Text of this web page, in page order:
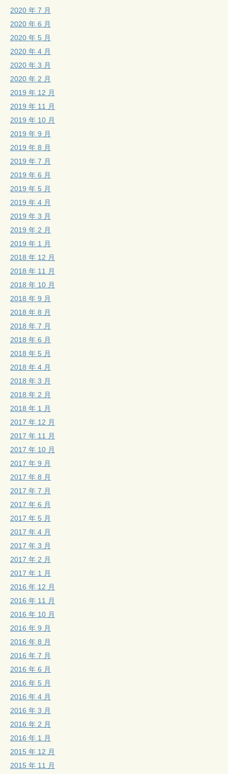
2020 年 7 月
2020 年 6 月
2020 年 5 月
2020 年 4 月
2020 年 3 月
2020 年 2 月
2019 年 12 月
2019 年 11 月
2019 年 10 月
2019 年 9 月
2019 年 8 月
2019 年 7 月
2019 年 6 月
2019 年 5 月
2019 年 4 月
2019 年 3 月
2019 年 2 月
2019 年 1 月
2018 年 12 月
2018 年 11 月
2018 年 10 月
2018 年 9 月
2018 年 8 月
2018 年 7 月
2018 年 6 月
2018 年 5 月
2018 年 4 月
2018 年 3 月
2018 年 2 月
2018 年 1 月
2017 年 12 月
2017 年 11 月
2017 年 10 月
2017 年 9 月
2017 年 8 月
2017 年 7 月
2017 年 6 月
2017 年 5 月
2017 年 4 月
2017 年 3 月
2017 年 2 月
2017 年 1 月
2016 年 12 月
2016 年 11 月
2016 年 10 月
2016 年 9 月
2016 年 8 月
2016 年 7 月
2016 年 6 月
2016 年 5 月
2016 年 4 月
2016 年 3 月
2016 年 2 月
2016 年 1 月
2015 年 12 月
2015 年 11 月